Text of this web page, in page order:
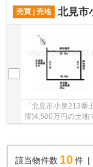
売買 | 売地
北見市
「北見市小泉213
簿)4,500万円の土地
該当物件数 10件